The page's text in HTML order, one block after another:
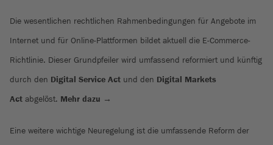
Die wesentlichen rechtlichen Rahmenbedingungen für Angebote im
Internet und für Online-Plattformen bildet aktuell die E-Commerce-
Richtlinie. Dieser Grundpfeiler wird umfassend reformiert und künftig
durch den Digital Service Act und den Digital Markets
Act abgelöst. Mehr dazu →
Eine weitere wichtige Neuregelung ist die umfassende Reform der